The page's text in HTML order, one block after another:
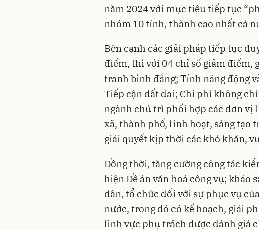
năm 2024 với mục tiêu tiếp tục
nhóm 10 tỉnh, thành cao nhất cả
Bên cạnh các giải pháp tiếp tục
điểm, thì với 04 chỉ số giảm điểm,
tranh bình đẳng; Tính năng động
Tiếp cận đất đai; Chi phí không
ngành chủ trì phối hợp các đơn vị
xã, thành phố, linh hoạt, sáng
giải quyết kịp thời các khó khăn,
Đồng thời, tăng cường công tác
hiện Đề án văn hoá công vụ; khảo
dân, tổ chức đối với sự phục vụ
nước, trong đó có kế hoạch, giải
lĩnh vực phụ trách được đánh giá